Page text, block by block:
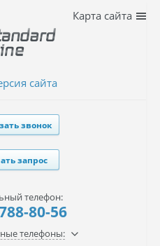
сайта
Карта сайта
звонок
запрос
телефон:
80-56
телефоны: